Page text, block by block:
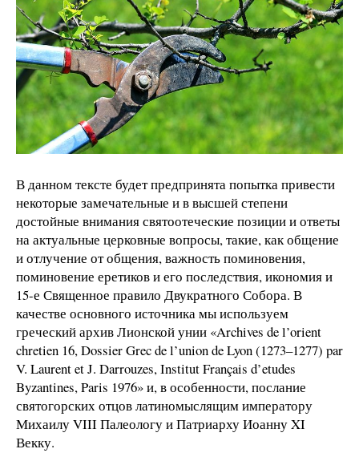
В данном тексте будет предпринята попытка привести
некоторые замечательные и в высшей степени
достойные внимания святоотеческие позиции и ответы
на актуальные церковные вопросы, такие, как общение
и отлучение от общения, важность поминовения,
поминовение еретиков и его последствия, икономия и
15-е Священное правило Двукратного Собора. В
качестве основного источника мы используем
греческий архив Лионской унии «Archives de l’orient
chretien 16, Dossier Grec de l’union de Lyon (1273–1277) par
V. Laurent et J. Darrouzes, Institut Français d’etudes
Byzantines, Paris 1976» и, в особенности, послание
святогорских отцов латиномыслящим императору
Михаилу VIII Палеологу и Патриарху Иоанну XI
Векку.